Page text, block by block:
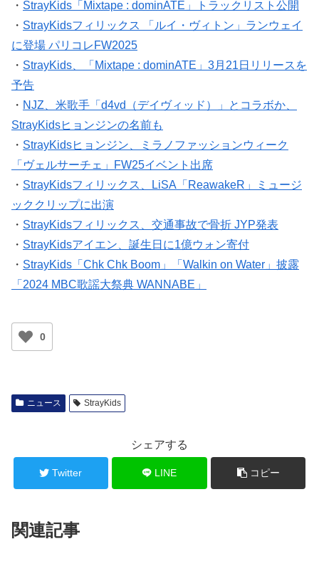
・ StrayKids「Mixtape : dominATE」トラックリスト公開
・ StrayKidsフィリックス 「ルイ・ヴィトン」ランウェイ
に登場 パリコレFW2025
・ StrayKids、「Mixtape : dominATE」3月21日リリースを
予告
・ NJZ、米歌手「d4vd（デイヴィッド）」とコラボか、
StrayKidsヒョンジンの名前も
・ StrayKidsヒョンジン、ミラノファッションウィーク
「ヴェルサーチェ」FW25イベント出席
・ StrayKidsフィリックス、LiSA「ReawakeR」ミュージ
ッククリップに出演
・ StrayKidsフィリックス、交通事故で骨折 JYP発表
・ StrayKidsアイエン、誕生日に1億ウォン寄付
・ StrayKids「Chk Chk Boom」「Walkin on Water」披露
「2024 MBC歌謡大祭典 WANNABE」
0
ニュース StrayKids
シェアする
Twitter LINE コピー
関連記事